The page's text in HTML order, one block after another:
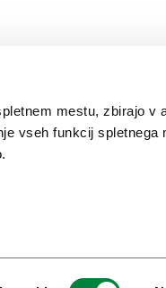
mestu, zbirajo
vseh funkcij
in varna